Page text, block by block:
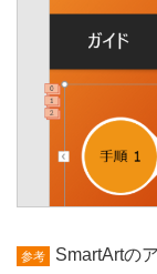
参考
SmartArtの